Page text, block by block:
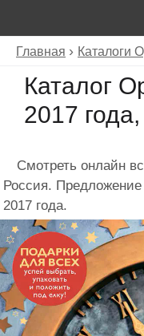
Главная Каталоги
Каталог
2017
Смотреть онлайн
Россия. Предложение
2017 года.